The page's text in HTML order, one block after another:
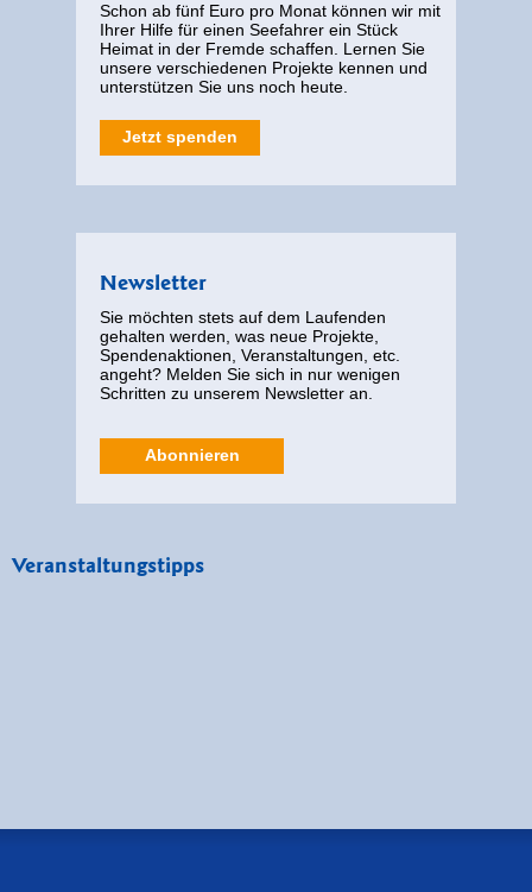
Schon ab fünf Euro pro Monat können wir mit
Ihrer Hilfe für einen Seefahrer ein Stück
Heimat in der Fremde schaffen. Lernen Sie
unsere verschiedenen Projekte kennen und
unterstützen Sie uns noch heute.
Jetzt spenden
Newsletter
Sie möchten stets auf dem Laufenden
gehalten werden, was neue Projekte,
Spendenaktionen, Veranstaltungen, etc.
angeht? Melden Sie sich in nur wenigen
Schritten zu unserem Newsletter an.
Abonnieren
Veranstaltungstipps